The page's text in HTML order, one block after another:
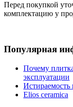
Перед покупкой
комплектацию у
Популярная
Почему
эксплуатации
Elios ceramica